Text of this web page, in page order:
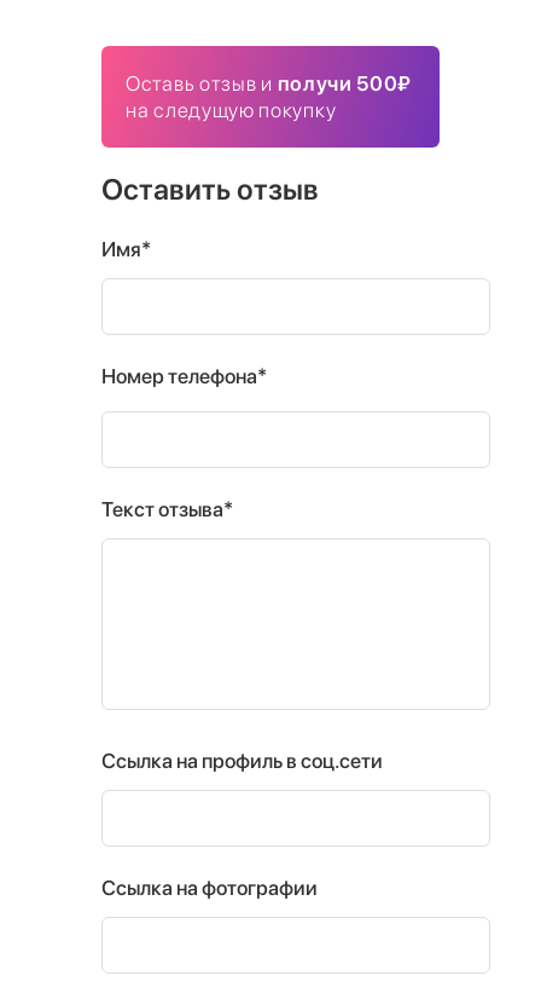
Оставь отзыв и получи 500₽
на следущую покупку
Оставить отзыв
Имя*
Номер телефона*
Текст отзыва*
Ссылка на профиль в соц.сети
Ссылка на фотографии